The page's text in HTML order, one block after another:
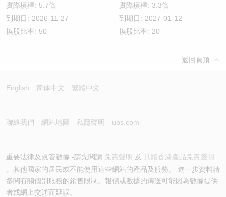
實際槓桿: 5.7倍
到期日: 2026-11-27
換股比率: 50
實際槓桿: 3.3倍
到期日: 2027-01-12
換股比率: 20
返回頁頂
English 简体中文 繁體中文
聯絡我們 網站地圖 私隱聲明 ubs.com
重要法律及規管數據 -請先閱讀 免責聲明 及 具體香港產品免責聲明
。其他國家的居民或不能使用這些網站的產品及服務。 進一步資料請
參閱有關個別服務的銷售限制。報價或數據的傳送可能因為數據提供
者或網上交通而延誤。